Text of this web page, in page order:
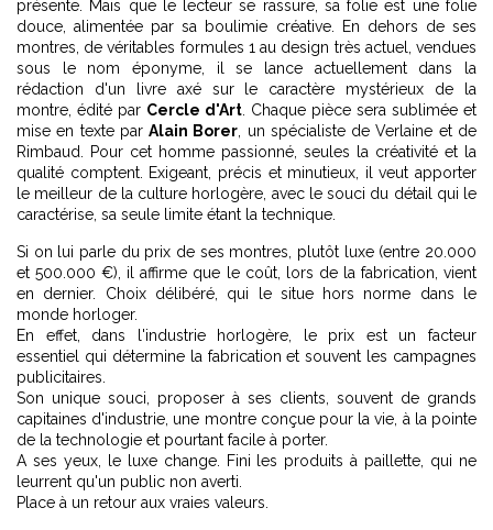
présente. Mais que le lecteur se rassure, sa folie est une folie
douce, alimentée par sa boulimie créative. En dehors de ses
montres, de véritables formules 1 au design très actuel, vendues
sous le nom éponyme, il se lance actuellement dans la
rédaction d'un livre axé sur le caractère mystérieux de la
montre, édité par Cercle d'Art . Chaque pièce sera sublimée et
mise en texte parAlain Borer , un spécialiste de Verlaine et de
Rimbaud. Pour cet homme passionné, seules la créativité et la
qualité comptent. Exigeant, précis et minutieux, il veut apporter
le meilleur de la culture horlogère, avec le souci du détail qui le
caractérise, sa seule limite étant la technique.
Si on lui parle du prix de ses montres, plutôt luxe (entre 20.000
et 500.000 €), il affirme que le coût, lors de la fabrication, vient
en dernier. Choix délibéré, qui le situe hors norme dans le
monde horloger.
En effet, dans l'industrie horlogère, le prix est un facteur
essentiel qui détermine la fabrication et souvent les campagnes
publicitaires.
Son unique souci, proposer à ses clients, souvent de grands
capitaines d'industrie, une montre conçue pour la vie, à la pointe
de la technologie et pourtant facile à porter.
A ses yeux, le luxe change. Fini les produits à paillette, qui ne
leurrent qu'un public non averti.
Place à un retour aux vraies valeurs.